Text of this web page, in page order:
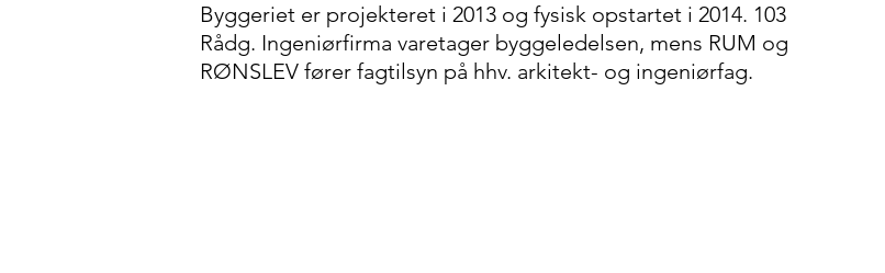
Byggeriet er projekteret i 2013 og fysisk opstartet i 2014. 103
Rådg. Ingeniørfirma varetager byggeledelsen, mens RUM og
RØNSLEV fører fagtilsyn på hhv. arkitekt- og ingeniørfag.